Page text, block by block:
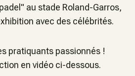
au stade Roland-Garros,
avec des célébrités.
pratiquants passionnés !
en vidéo ci-dessous.